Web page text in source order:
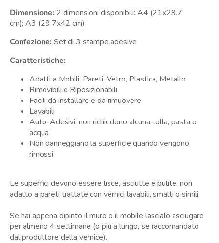
Dimensione: 2 dimensioni disponibili: A4 (21x29.7
cm); A3 (29.7x42 cm)
Confezione: Set di 3 stampe adesive
Caratteristiche:
Adatti a Mobili, Pareti, Vetro, Plastica, Metallo
Rimovibili e Riposizionabili
Facili da installare e da rimuovere
Lavabili
Auto-Adesivi, non richiedono alcuna colla, pasta o
acqua
Non danneggiano la superficie quando vengono
rimossi
Le superfici devono essere lisce, asciutte e pulite, non
adatto a pareti trattate con vernici lavabili, smalti o simili.
Se hai appena dipinto il muro o il mobile lascialo asciugare
per almeno 4 settimane (o più a lungo, se raccomandato
dal produttore della vernice).